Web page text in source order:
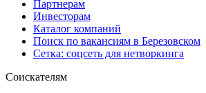
Партнерам
Инвесторам
Каталог компаний
Поиск по вакансиям в Березовском
Сетка: соцсеть для нетворкинга
Соискателям